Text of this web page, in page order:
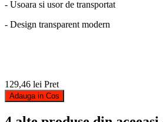
- Usoara si usor de transportat
- Design transparent modern
129,46 lei Pret
Adauga in Cos